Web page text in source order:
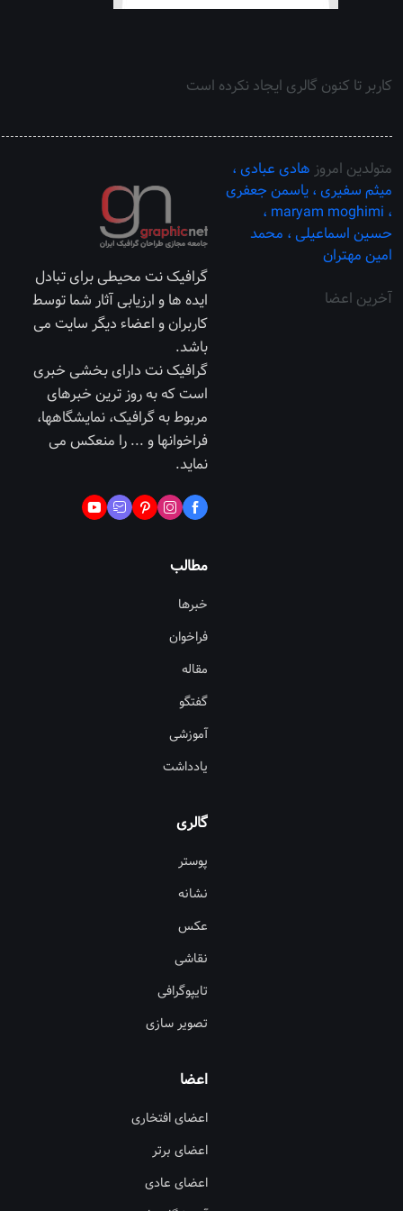
کاربر تا کنون گالری ایجاد نکرده است
متولدین امروز هادی عبادی ،
میثم سفیری ،یاسمن جعفری
، maryam moghimi ،
حسین اسماعیلی ، محمد
امین مهتران
آخرین اعضا
گرافیک نت محیطی برای تبادل
ایده ها و ارزیابی آثار شما توسط
کاربران و اعضاء دیگر سایت می
باشد.
گرافیک نت دارای بخشی خبری
است که به روز ترین خبرهای
مربوط به گرافیک، نمایشگاهها،
فراخوانها و ... را منعکس می
نماید.
مطالب
خبرها
فراخوان
مقاله
گفتگو
آموزشی
یادداشت
گالری
پوستر
نشانه
عکس
نقاشی
تایپوگرافی
تصویر سازی
اعضا
اعضای افتخاری
اعضای برتر
اعضای عادی